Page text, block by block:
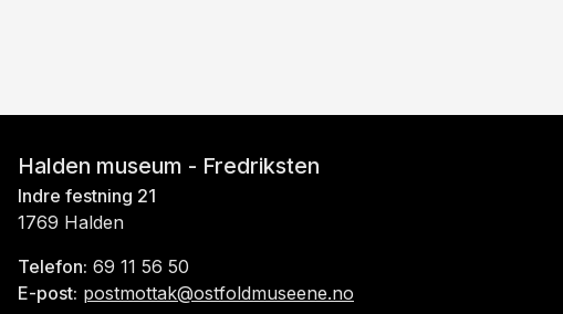
Halden museum - Fredriksten
Indre festning 21
1769 Halden
Telefon: 69 11 56 50
E-post: postmottak@ostfoldmuseene.no